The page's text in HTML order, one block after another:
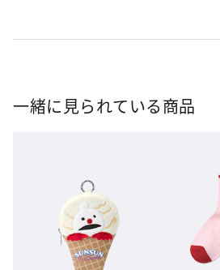
一緒に見られている商品